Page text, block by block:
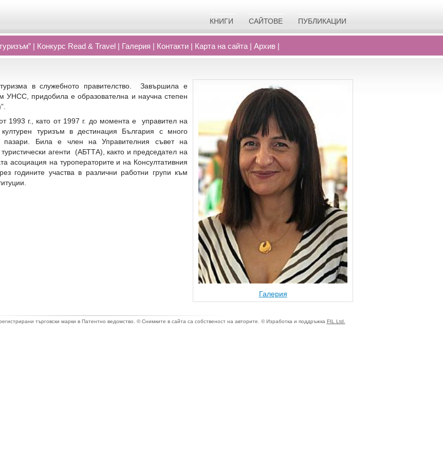
КНИГИ САЙТОВЕ ПУБЛИКАЦИИ
| Конкурс Read & Travel | Галерия | Контакти | Карта на сайта | Архив |
Галерия
в служебното правителство. Завършила е
УНСС, придобила e образователна и научна степен
1993 г., като от 1997 г. до момента е управител на
туризъм в дестинация България с много
пазари. Била е член на Управителния съвет на
агенти (АБТТА), както и председател на
асоциация на туроператорите и на Консултативния
годините участва в различни работни групи към
търговски марки в Патентно ведомство. © Снимките в сайта са собственост на авторите. © Изработка и поддръжка FIL Ltd.